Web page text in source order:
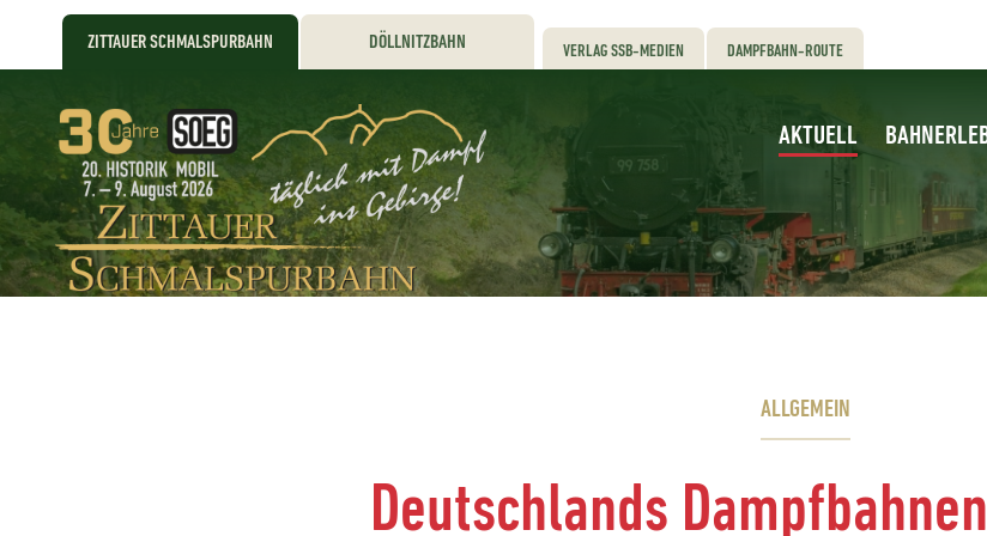
ZITTAUER SCHMALSPURBAHN DÖLLNITZBAHN VERLAG SSB-MEDIEN DAMPFBAHN-ROUTE
AKTUELL
ALLGEMEIN
Deutschlands